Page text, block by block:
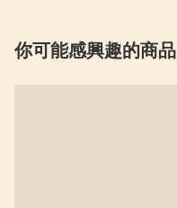
你可能感興趣的商品